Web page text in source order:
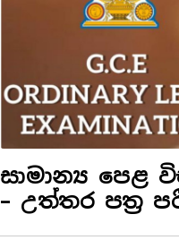
සාමාන්‍ය පෙළ
– උත්තර පත්‍ර